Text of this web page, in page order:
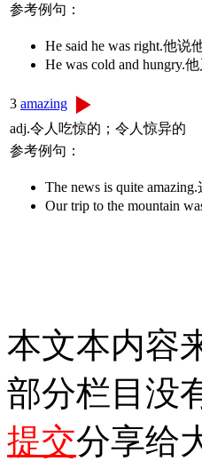
参考例句：
He said he was right.他说
He was cold and hungry.
3 amazing
adj.令人吃惊的；令人惊异的
参考例句：
The news is quite
Our trip to the mountain
本文本内容
部分栏目没
提交分享给